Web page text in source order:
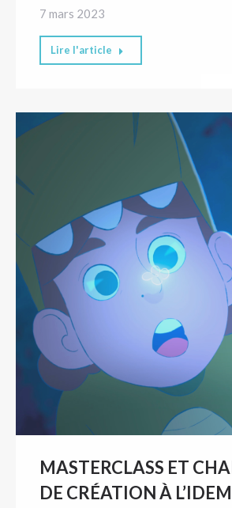
7 mars 2023
Lire l'article
MASTERCLASS ET
DE CRÉATION À L’IDEM